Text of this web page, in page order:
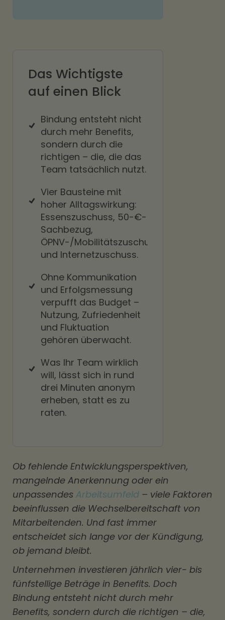
Das Wichtigste
auf einen Blick
Bindung entsteht nicht
durch mehr Benefits,
sondern durch die
richtigen – die, die das
Team tatsächlich nutzt.
Vier Bausteine mit
hoher Alltagswirkung:
Essenszuschuss, 50-€-
Sachbezug,
ÖPNV-/Mobilitätszuschuss
und Internetzuschuss.
Ohne Kommunikation
und Erfolgsmessung
verpufft das Budget –
Nutzung, Zufriedenheit
und Fluktuation
gehören überwacht.
Was Ihr Team wirklich
will, lässt sich in rund
drei Minuten anonym
erheben, statt es zu
raten.
Ob fehlende Entwicklungsperspektiven,
mangelnde Anerkennung oder ein
unpassendes Arbeitsumfeld – viele Faktoren
beeinflussen die Wechselbereitschaft von
Mitarbeitenden. Und fast immer
entscheidet sich lange vor der Kündigung,
ob jemand bleibt.
Unternehmen investieren jährlich vier- bis
fünfstellige Beträge in Benefits. Doch
Bindung entsteht nicht durch mehr
Benefits, sondern durch die richtigen – die,